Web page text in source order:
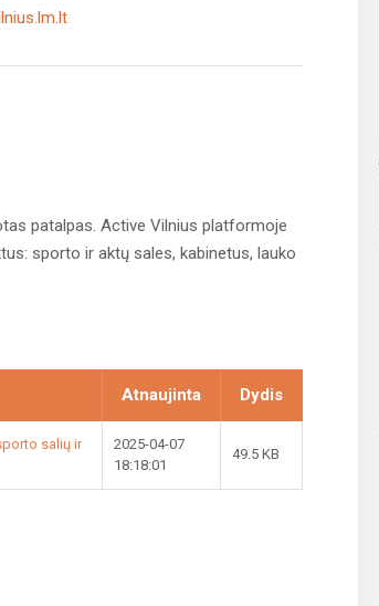
patalpas. Active Vilnius platformoje
sporto ir aktų sales, kabinetus, lauko
Atnaujinta Dydis
salių ir
2025-04-07
18:18:01
49.5 KB